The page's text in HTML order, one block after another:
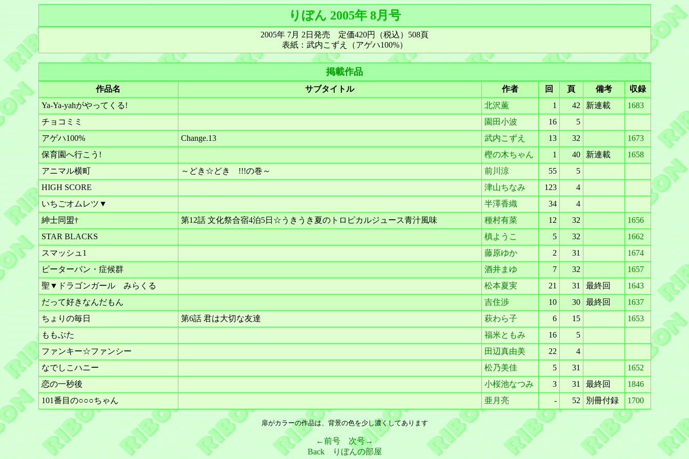
りぼん 2005年 8月号
2005年 7月 2日発売 定価420円（税込）508頁
表紙：武内こずえ（アゲハ100%）
掲載作品
作品名 サブタイトル 作者 回 頁 備考
収録
Ya-Ya-yahがやってくる!
北沢薫 1 42 新連載
1683
チョコミミ
園田小波 16
5
アゲハ100%
Change.13 武内こずえ 13 32
1673
保育園へ行こう!
樫の木ちゃん 1 40 新連載
1658
アニマル横町
～どき☆どき !!!の巻～ 前川涼 55
5
HIGH SCORE
津山ちなみ 123
4
いちごオムレツ▼
半澤香織 34
4
紳士同盟†
第12話 文化祭合宿4泊5日☆うきうき夏のトロピカルジュース青汁風味 種村有菜 12 32
1656
STAR BLACKS
槙ようこ 5 32
1662
スマッシュ1
藤原ゆか 2 31
1674
ピーターパン・症候群
酒井まゆ 7 32
1657
聖▼ドラゴンガール みらくる
松本夏実 21 31 最終回
1643
だって好きなんだもん
吉住渉 10 30 最終回
1637
ちょりの毎日
第6話 君は大切な友達 萩わら子 6 15
1653
ももぶた
福米ともみ 16
5
ファンキー☆ファンシー
田辺真由美 22
4
なでしこハニー
松乃美佳 5 31
1652
恋の一秒後
小桜池なつみ 3 31 最終回
1846
101番目の○○○ちゃん
亜月亮 - 52 別冊付録 1700
扉がカラーの作品は、背景の色を少し濃くしてあります
←前号
次号→
Back
りぼんの部屋